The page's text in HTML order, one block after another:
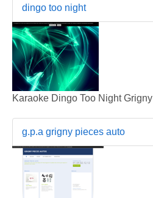
dingo too night
Karaoke Dingo Too Night Grigny
g.p.a grigny pieces auto